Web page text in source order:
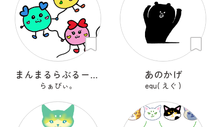
まんまるらぶるーん。
らぁびぃ。
あのかげ
egu( えぐ )